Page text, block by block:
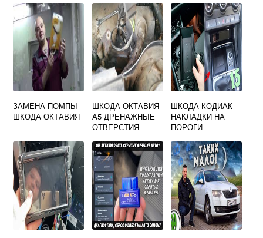
ЗАМЕНА ПОМПЫ
ШКОДА ОКТАВИЯ
ШКОДА ОКТАВИЯ
А5 ДРЕНАЖНЫЕ
ОТВЕРСТИЯ
ШКОДА КОДИАК
НАКЛАДКИ НА
ПОРОГИ